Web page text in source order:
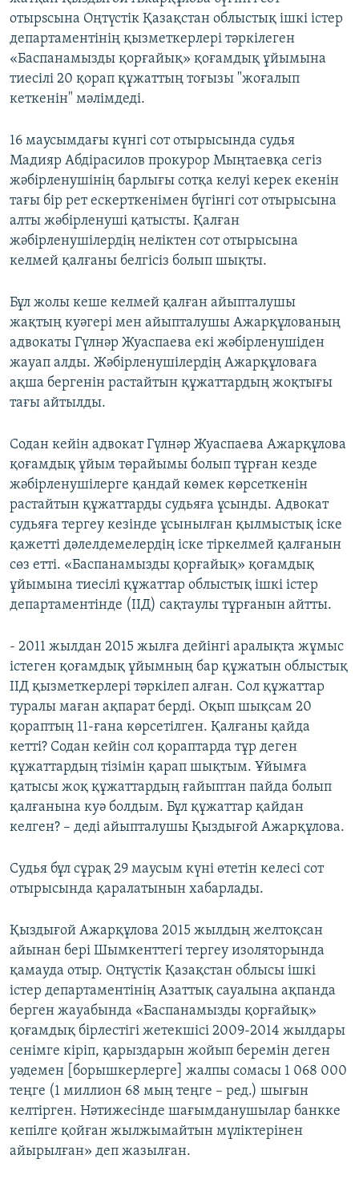
отырsсына Оңтүстік Қазақстан облыстық ішкі істер
департаментінің қызметкерлері тәркілеген
«Баспанамызды қорғайық» қоғамдық ұйымына
тиесілі 20 қорап құжаттың тоғызы "жоғалып
кеткенін" мәлімдеді.
16 маусымдағы күнгі сот отырысында судья
Мадияр Абдірасилов прокурор Мыңтаевқа сегіз
жәбірленушінің барлығы сотқа келуі керек екенін
тағы бір рет ескерткенімен бүгінгі сот отырысына
алты жәбірленуші қатысты. Қалған
жәбірленушілердің неліктен сот отырысына
келмей қалғаны белгісіз болып шықты.
Бұл жолы кеше келмей қалған айыпталушы
жақтың куәгері мен айыпталушы Ажарқұлованың
адвокаты Гүлнәр Жуаспаева екі жәбірленушіден
жауап алды. Жәбірленушілердің Ажарқұловаға
ақша бергенін растайтын құжаттардың жоқтығы
тағы айтылды.
Содан кейін адвокат Гүлнәр Жуаспаева Ажарқұлова
қоғамдық ұйым төрайымы болып тұрған кезде
жәбірленушілерге қандай көмек көрсеткенін
растайтын құжаттарды судьяға ұсынды. Адвокат
судьяға тергеу кезінде ұсынылған қылмыстық іске
қажетті дәлелдемелердің іске тіркелмей қалғанын
сөз етті. «Баспанамызды қорғайық» қоғамдық
ұйымына тиесілі құжаттар облыстық ішкі істер
департаментінде (ІІД) сақтаулы тұрғанын айтты.
- 2011 жылдан 2015 жылға дейінгі аралықта жұмыс
істеген қоғамдық ұйымның бар құжатын облыстық
ІІД қызметкерлері тәркілеп алған. Сол құжаттар
туралы маған ақпарат берді. Оқып шықсам 20
қораптың 11-ғана көрсетілген. Қалғаны қайда
кетті? Содан кейін сол қораптарда тұр деген
құжаттардың тізімін қарап шықтым. Ұйымға
қатысы жоқ құжаттардың ғайыптан пайда болып
қалғанына куә болдым. Бұл құжаттар қайдан
келген? – деді айыпталушы Қыздығой Ажарқұлова.
Судья бұл сұрақ 29 маусым күні өтетін келесі сот
отырысында қаралатынын хабарлады.
Қыздығой Ажарқұлова 2015 жылдың желтоқсан
айынан бері Шымкенттегі тергеу изоляторында
қамауда отыр. Оңтүстік Қазақстан облысы ішкі
істер департаментінің Азаттық сауалына ақпанда
берген жауабында «Баспанамызды қорғайық»
қоғамдық бірлестігі жетекшісі 2009-2014 жылдары
сенімге кіріп, қарыздарын жойып беремін деген
уәдемен [борышкерлерге] жалпы сомасы 1 068 000
теңге (1 миллион 68 мың теңге – ред.) шығын
келтірген. Нәтижесінде шағымданушылар банкке
кепілге қойған жылжымайтын мүліктерінен
айырылған» деп жазылған.